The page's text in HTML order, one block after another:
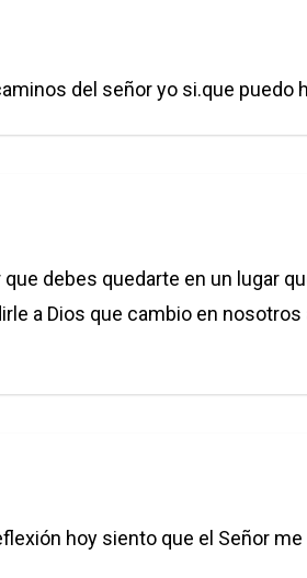
del señor yo si.que puedo
debes quedarte en un lugar
a Dios que cambio en
hoy siento que el Señor